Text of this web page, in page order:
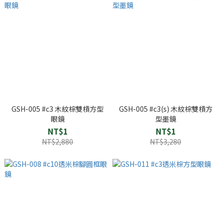
GSH-005 #c3 木紋棕雙槓方型
眼鏡
NT$1
NT$2,880
GSH-005 #c3(s) 木紋棕雙槓方
型墨鏡
NT$1
NT$3,280